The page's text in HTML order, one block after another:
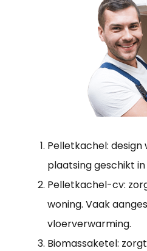
Pelletkachel:
plaatsing geschikt
Pelletkachel-cv:
woning. Vaak
vloerverwarming.
Biomassaketel: